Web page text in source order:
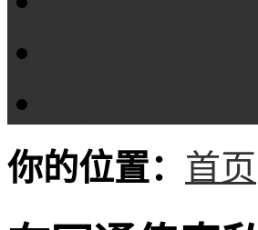
你的位置： 首页